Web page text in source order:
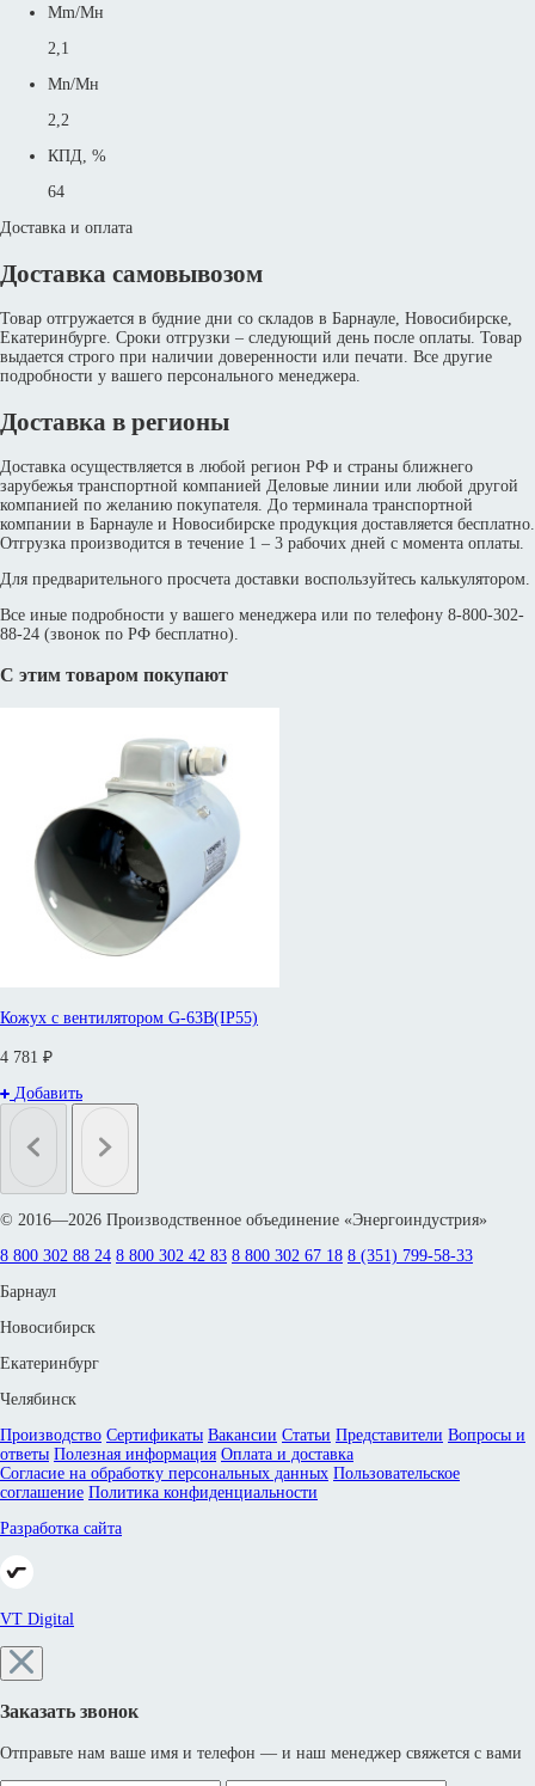
Mm/Mн
2,1
Mn/Mн
2,2
КПД, %
64
Доставка и оплата
Доставка самовывозом
Товар отгружается в будние дни со складов в Барнауле, Новосибирске,
Екатеринбурге. Сроки отгрузки – следующий день после оплаты. Товар
выдается строго при наличии доверенности или печати. Все другие
подробности у вашего персонального менеджера.
Доставка в регионы
Доставка осуществляется в любой регион РФ и страны ближнего
зарубежья транспортной компанией Деловые линии или любой другой
компанией по желанию покупателя. До терминала транспортной
компании в Барнауле и Новосибирске продукция доставляется бесплатно.
Отгрузка производится в течение 1 – 3 рабочих дней с момента оплаты.
Для предварительного просчета доставки воспользуйтесь калькулятором.
Все иные подробности у вашего менеджера или по телефону 8-800-302-
88-24 (звонок по РФ бесплатно).
С этим товаром покупают
Кожух с вентилятором G-63B(IP55)
4 781 ₽
Добавить
© 2016—2026 Производственное объединение «Энергоиндустрия»
8 800 302 88 24 8 800 302 42 83 8 800 302 67 18 8 (351) 799-58-33
Барнаул
Новосибирск
Екатеринбург
Челябинск
Производство Сертификаты Вакансии Статьи Представители Вопросы и
ответы Полезная информация Оплата и доставка
Согласие на обработку персональных данных Пользовательское
соглашение Политика конфиденциальности
Разработка сайта
VT Digital
Заказать звонок
Отправьте нам ваше имя и телефон — и наш менеджер свяжется с вами